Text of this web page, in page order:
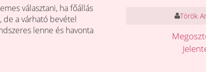
választani, ha főállás
a várható bevétel
lenne és havonta
Török